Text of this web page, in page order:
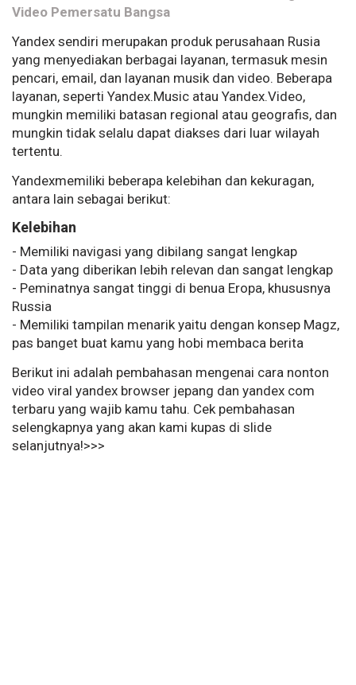
Video Pemersatu Bangsa
Yandex sendiri merupakan produk perusahaan Rusia
yang menyediakan berbagai layanan, termasuk mesin
pencari, email, dan layanan musik dan video. Beberapa
layanan, seperti Yandex.Music atau Yandex.Video,
mungkin memiliki batasan regional atau geografis, dan
mungkin tidak selalu dapat diakses dari luar wilayah
tertentu.
Yandexmemiliki beberapa kelebihan dan kekuragan,
antara lain sebagai berikut:
Kelebihan
- Memiliki navigasi yang dibilang sangat lengkap
- Data yang diberikan lebih relevan dan sangat lengkap
- Peminatnya sangat tinggi di benua Eropa, khususnya
Russia
- Memiliki tampilan menarik yaitu dengan konsep Magz,
pas banget buat kamu yang hobi membaca berita
Berikut ini adalah pembahasan mengenai cara nonton
video viral yandex browser jepang dan yandex com
terbaru yang wajib kamu tahu. Cek pembahasan
selengkapnya yang akan kami kupas di slide
selanjutnya!>>>